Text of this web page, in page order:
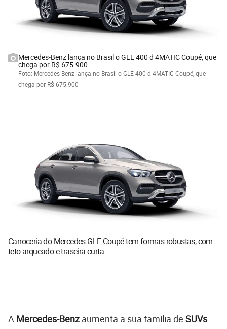
Mercedes-Benz lança no Brasil o GLE 400 d 4MATIC Coupé, que
chega por R$ 675.900
Foto: Mercedes-Benz lança no Brasil o GLE 400 d 4MATIC Coupé, que
chega por R$ 675.900
Carroceria do Mercedes GLE Coupé tem formas robustas, com
teto arqueado e traseira curta
A Mercedes-Benz aumenta a sua família de SUVs